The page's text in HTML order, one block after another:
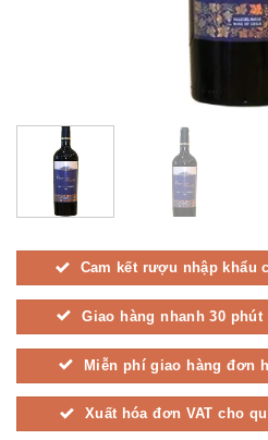
Cam kết rượu nhập khẩu
Giao hàng nhanh 30
Miễn phí giao hàng đơn
Xuất hóa đơn VAT cho